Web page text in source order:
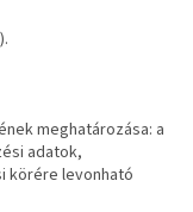
meghatározása: a
adatok,
körére levonható